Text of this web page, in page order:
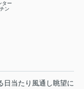
ター
ン
日当たり風通し眺望に